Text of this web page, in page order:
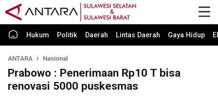
Hukum Politik Daerah Lintas Daerah Gaya Hidup
ANTARA Nasional
Prabowo : Penerimaan Rp10 T bisa
renovasi 5000 puskesmas